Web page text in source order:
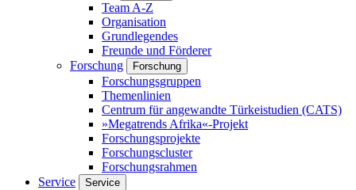
Team A-Z
Organisation
Grundlegendes
Freunde und Förderer
Forschung
Forschung
Forschungsgruppen
Themenlinien
Centrum für angewandte Türkeistudien (CATS)
»Megatrends Afrika«-Projekt
Forschungsprojekte
Forschungscluster
Forschungsrahmen
Service
Service